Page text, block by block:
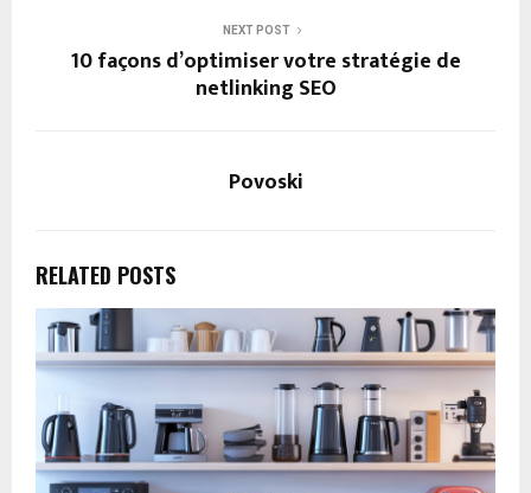
NEXT POST
10 façons d’optimiser votre stratégie de
netlinking SEO
Povoski
RELATED POSTS